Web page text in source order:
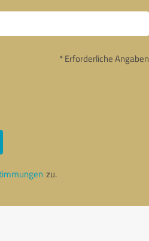
* Erforderliche Angaben
zu.